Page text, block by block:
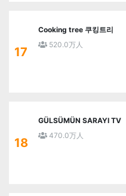
17
Cooking tree 쿠킹트리
520.0万人
18
GÜLSÜMÜN SARAYI TV
470.0万人